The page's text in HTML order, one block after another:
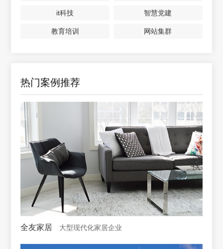
it科技 智慧党建
教育培训 网站集群
热门案例推荐
全友家居 大型现代化家居企业